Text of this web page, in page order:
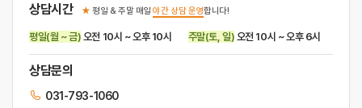
상담시간 ★평일 & 주말 매일야간 상담 운영합니다!
평일(월 ~ 금) 오전 10시 ~ 오후 10시 주말(토, 일) 오전 10시 ~ 오후 6시
상담문의
031-793-1060